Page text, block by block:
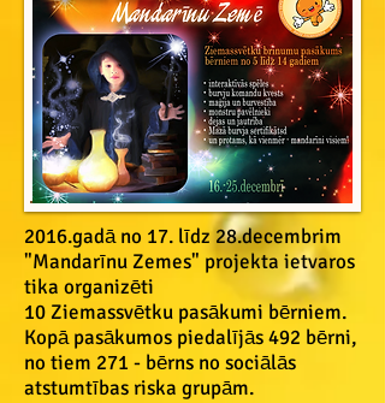
2016.gadā no 17. līdz 28.decembrim
"Mandarīnu Zemes" projekta ietvaros
tika organizēti
10 Ziemassvētku pasākumi bērniem.
Kopā pasākumos piedalījās 492 bērni,
no tiem 271 - bērns no sociālās
atstumtības riska grupām.